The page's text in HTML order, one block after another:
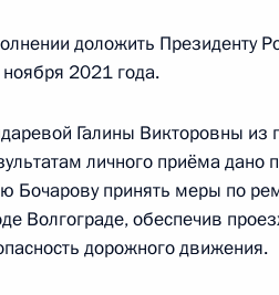
Российской
Российской
2024 года, 18:41
2023 года,
доложить Президенту
2021 года.
Галины Викторовны из
личного приёма дано
Бочарову принять меры по
Волгограде, обеспечив
дорожного движения.